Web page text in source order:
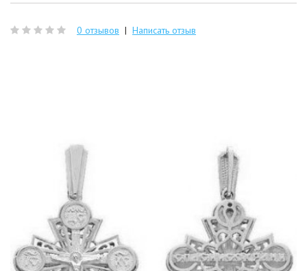
0 отзывов | Написать отзыв